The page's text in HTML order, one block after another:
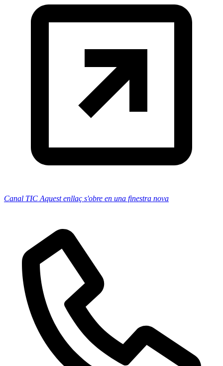
Canal TIC Aquest enllaç s'obre en una finestra nova